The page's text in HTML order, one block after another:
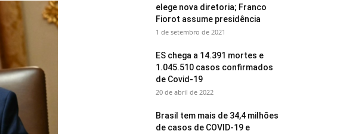
elege nova diretoria; Franco
Fiorot assume presidência
1 de setembro de 2021
ES chega a 14.391 mortes e
1.045.510 casos confirmados
de Covid-19
20 de abril de 2022
Brasil tem mais de 34,4 milhões
de casos de COVID-19 e